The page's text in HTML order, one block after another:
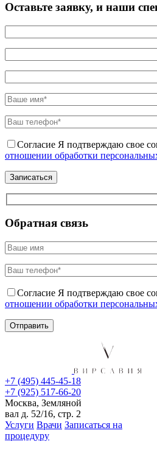
Оставьте заявку, и наши
Согласие Я подтверждаю свое
отношении обработки
Обратная связь
Согласие Я подтверждаю свое
отношении обработки
+7 (495) 445-45-18
+7 (925) 517-66-20
Москва, Земляной
вал д. 52/16, стр. 2
Услуги Врачи Записаться на
процедуру